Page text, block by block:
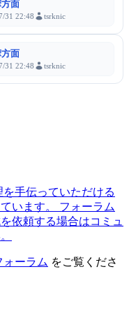
面
31 22:48 tsrknic
面
31 22:48 tsrknic
手伝っていただける
います。
フォーラム
依頼する場合はコミュ
ォーラム をご覧くださ